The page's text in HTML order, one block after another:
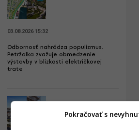
03.08.2026 15:32
Odbornosť nahrádza populizmus.
Petržalka zvažuje obmedzenie
výstavby v blízkosti električkovej
trate
Pokračovať s